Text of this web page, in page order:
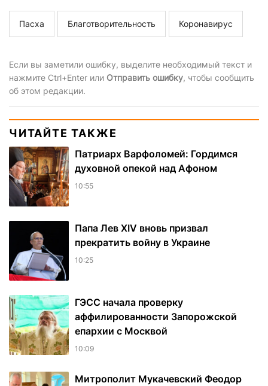
Пасха Благотворительность Коронавирус
Если вы заметили ошибку, выделите необходимый текст и
нажмите Ctrl+Enter или Отправить ошибку, чтобы сообщить
об этом редакции.
ЧИТАЙТЕ ТАКЖЕ
Патриарх Варфоломей: Гордимся
духовной опекой над Афоном
10:55
Папа Лев XIV вновь призвал
прекратить войну в Украине
10:25
ГЭСС начала проверку
аффилированности Запорожской
епархии с Москвой
10:09
Митрополит Мукачевский Феодор